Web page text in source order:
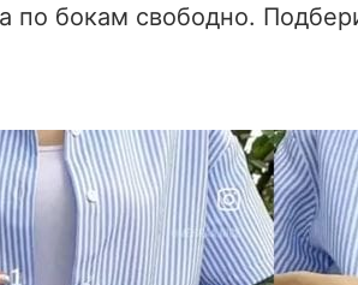
по бокам свободно.